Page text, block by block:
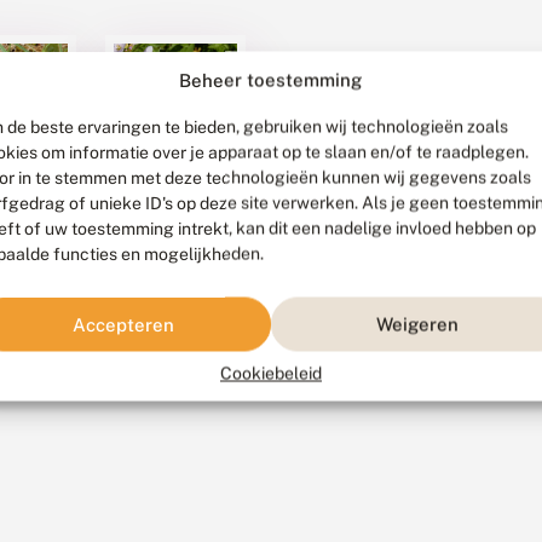
Beheer toestemming
de beste ervaringen te bieden, gebruiken wij technologieën zoals
om informatie over je apparaat op te slaan en/of te raadplegen.
in te stemmen met deze technologieën kunnen wij gegevens zoals
of unieke ID's op deze site verwerken. Als je geen
of uw toestemming intrekt, kan dit een nadelige invloed hebben op
functies en mogelijkheden.
Accepteren Weigeren
Cookiebeleid
juni,
overal
waar
zijn
30 april 2026
Veel
oranjetipjes,
weinig
kleine
vossen
Het is vaak
vlinderweer dit
voorjaar:
relatief warm
zonnig. Er